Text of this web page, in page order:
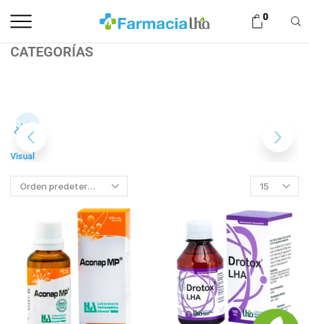
0
CATEGORÍAS
Visual